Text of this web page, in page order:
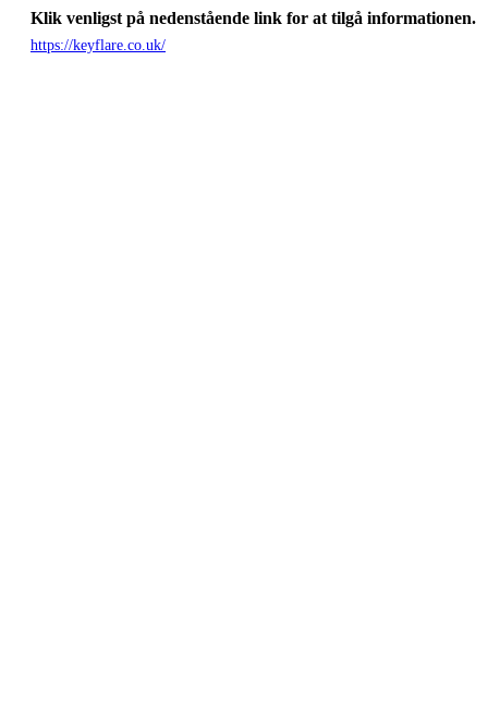
Klik venligst på nedenstående link for at tilgå informationen.
https://keyflare.co.uk/